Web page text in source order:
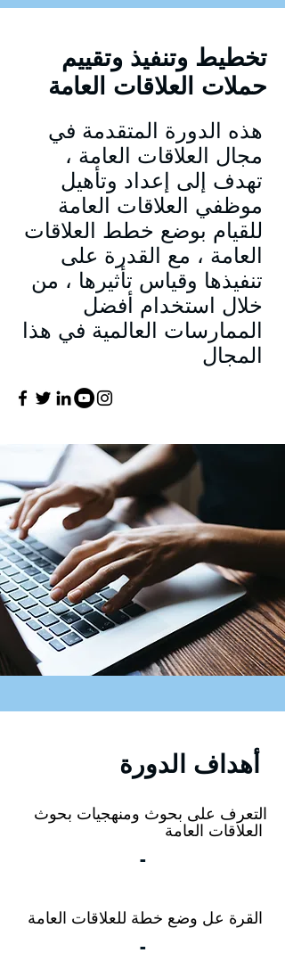
تخطيط وتنفيذ وتقييم
حملات العلاقات العامة
هذه الدورة المتقدمة في
مجال العلاقات العامة ،
تهدف إلى إعداد وتأهيل
موظفي العلاقات العامة
للقيام بوضع خطط العلاقات
العامة ، مع القدرة على
تنفيذها وقياس تأثيرها ، من
خلال استخدام أفضل
الممارسات العالمية في هذا
المجال
التعرف على بحوث ومنهجيات بحوث
-
-